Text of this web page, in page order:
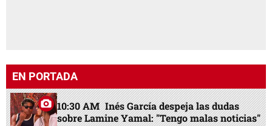
EN PORTADA
10:30 AM Inés García despeja las dudas
sobre Lamine Yamal: "Tengo malas noticias"